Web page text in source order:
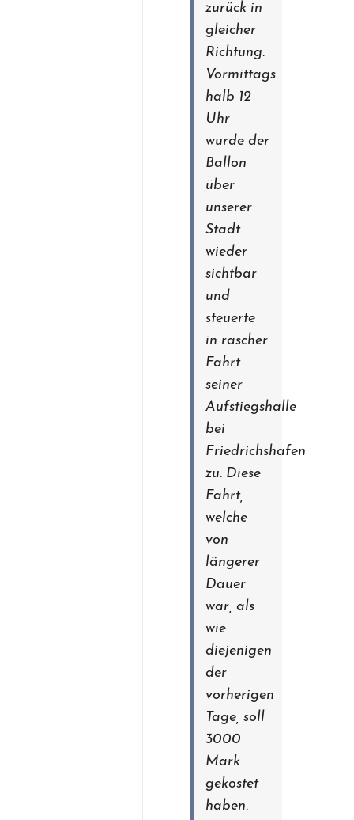
zurück in
gleicher
Richtung.
Vormittags
halb 12
Uhr
wurde der
Ballon
über
unserer
Stadt
wieder
sichtbar
und
steuerte
in rascher
Fahrt
seiner
Aufstiegshalle
bei
Friedrichshafen
zu. Diese
Fahrt,
welche
von
längerer
Dauer
war, als
wie
diejenigen
der
vorherigen
Tage, soll
3000
Mark
gekostet
haben.